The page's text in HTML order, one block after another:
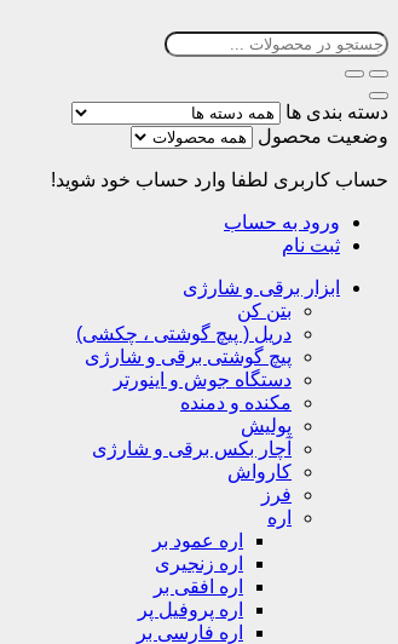
دسته بندی ها
وضعیت محصول
حساب کاربری لطفا وارد حساب خود شوید!
ورود به حساب
ثبت نام
ابزار برقی و شارژی
بتن کن
دریل ( پیچ گوشتی ، چکشی)
پیچ گوشتی برقی و شارژی
دستگاه جوش و اینورتر
مکنده و دمنده
پولیش
آچار بکس برقی و شارژی
کارواش
فرز
اره
اره عمود بر
اره زنجیری
اره افقی بر
اره پروفیل پر
اره فارسی بر